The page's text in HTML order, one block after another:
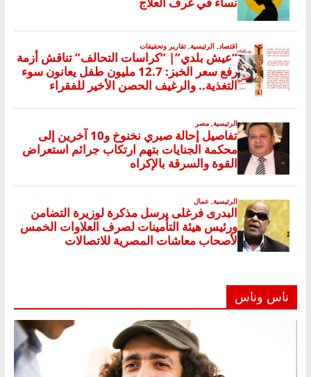
ناس وناس